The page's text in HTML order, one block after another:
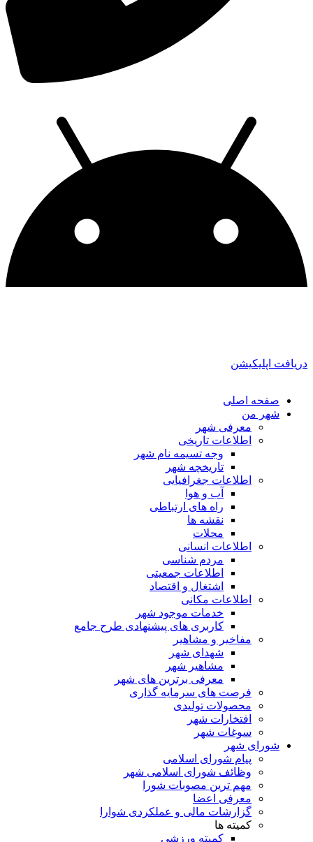
دریافت اپلیکیشن
صفحه اصلی
شهر من
معرفی شهر
اطلاعات تاریخی
وجه تسیمه نام شهر
تاریخچه شهر
اطلاعات جغرافیایی
آب و هوا
راه های ارتباطی
نقشه ها
محلات
اطلاعات انسانی
مردم شناسی
اطلاعات جمعیتی
اشتغال و اقتصاد
اطلاعات مکانی
خدمات موجود شهر
کاربری های پیشنهادی طرح جامع
مفاخیر و مشاهیر
شهدای شهر
مشاهیر شهر
معرفی برترین های شهر
فرصت های سرمایه گذاری
محصولات تولیدی
افتخارات شهر
سوغات شهر
شورای شهر
پیام شورای اسلامی
وظائف شورای اسلامی شهر
مهم ترین مصوبات شورا
معرفی اعضا
گزارشات مالی و عملکردی شوارا
کمیته ها
کمیته ورزشی